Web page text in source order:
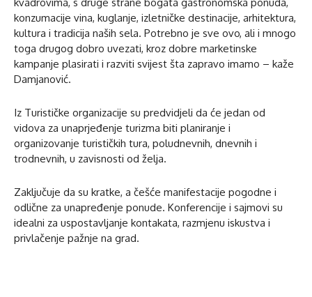
konzumacije vina, kuglanje, izletničke destinacije, arhitektura,
kultura i tradicija naših sela. Potrebno je sve ovo, ali i mnogo
toga drugog dobro uvezati, kroz dobre marketinske
kampanje plasirati i razviti svijest šta zapravo imamo – kaže
Damjanović.
Iz Turističke organizacije su predvidjeli da će jedan od
vidova za unaprjeđenje turizma biti planiranje i
organizovanje turističkih tura, poludnevnih, dnevnih i
trodnevnih, u zavisnosti od želja.
Zaključuje da su kratke, a češće manifestacije pogodne i
odlične za unapređenje ponude. Konferencije i sajmovi su
idealni za uspostavljanje kontakata, razmjenu iskustva i
privlačenje pažnje na grad.